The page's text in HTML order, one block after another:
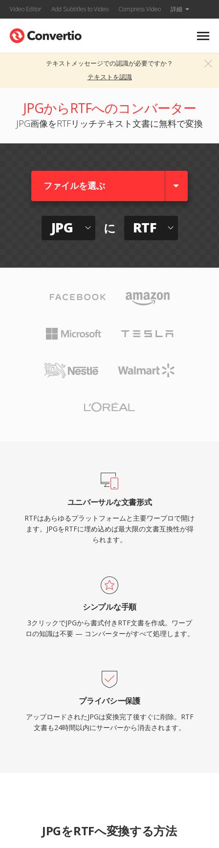
Video Editor Add Subtitles to Video Compress Video 詳細
テキストメッセージでの認識が必要ですか？
テキストを認識
JPGからRTFへのコンバーター
JPG画像をRTFリッチテキスト文書に無料で変換
ファイルを選ぶ
JPG に RTF
ユニバーサルな文書形式
RTFはあらゆるプラットフォームと主要ワープロで開け
ます。JPGをRTFに埋め込めば最大限の文書互換性が得
られます。
シンプルな手順
3クリックでJPGから書式付きRTF文書を作成。ワープ
ロの知識は不要 — コンバーターがすべて処理します。
プライバシー保護
アップロードされたJPGは変換完了後すぐに削除。RTF
文書も24時間以内にサーバーから消去されます。
JPGをRTFへ変換する方法